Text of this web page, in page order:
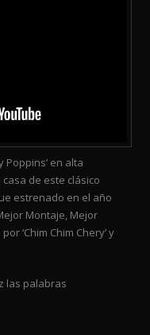
Poppins’ en alta
de este clásico
estrenado en el año
Montaje, Mejor
‘Chim Chim Chery’ y
las palabras